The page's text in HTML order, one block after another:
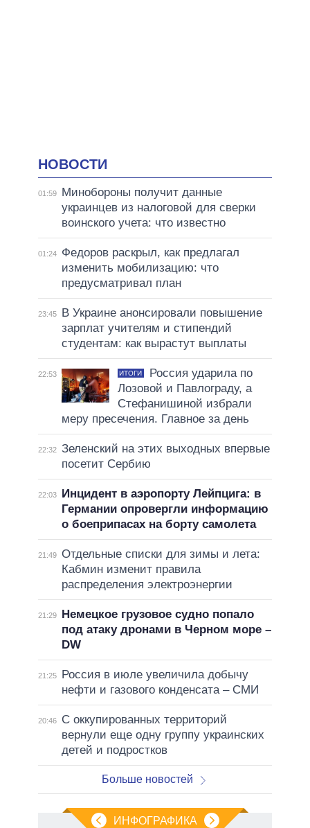
НОВОСТИ
01:59
Минобороны получит данные
украинцев из налоговой для сверки
воинского учета: что известно
01:24
Федоров раскрыл, как предлагал
изменить мобилизацию: что
предусматривал план
23:45
В Украине анонсировали повышение
зарплат учителям и стипендий
студентам: как вырастут выплаты
22:53 ИТОГИ
Россия ударила по
Лозовой и Павлограду, а
Стефанишиной избрали
меру пресечения. Главное за день
22:32 Зеленский на этих выходных впервые
посетит Сербию
22:03
Инцидент в аэропорту Лейпцига: в
Германии опровергли информацию
о боеприпасах на борту самолета
21:49 Отдельные списки для зимы и лета:
Кабмин изменит правила
распределения электроэнергии
21:29
Немецкое грузовое судно попало
под атаку дронами в Черном море –
DW
21:25
Россия в июле увеличила добычу
нефти и газового конденсата – СМИ
20:46
С оккупированных территорий
вернули еще одну группу украинских
детей и подростков
Больше новостей
ИНФОГРАФИКА